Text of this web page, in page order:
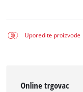
Uporedite proizvode
Online trgovac